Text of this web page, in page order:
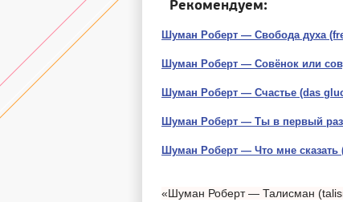
Рекомендуем:
Шуман Роберт — Свобода духа
Шуман Роберт — Совёнок или
Шуман Роберт — Счастье (das
Шуман Роберт — Ты в первый
Шуман Роберт — Что мне сказать
«Шуман Роберт — Талисман